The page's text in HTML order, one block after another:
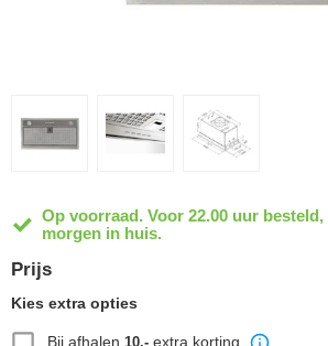
Op voorraad. Voor 22.00 uur besteld,
morgen in huis.
Prijs
Kies extra opties
Bij afhalen 10,-extra korting